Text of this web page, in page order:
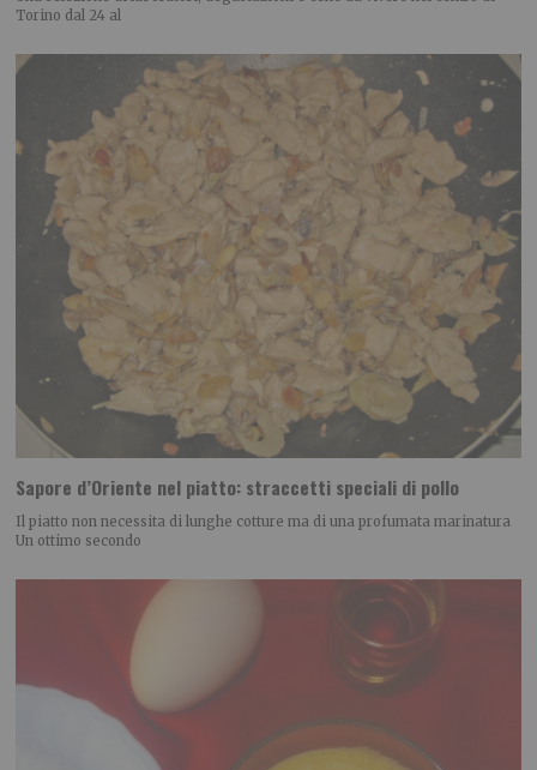
Torino dal 24 al
Sapore d’Oriente nel piatto: straccetti speciali di pollo
Il piatto non necessita di lunghe cotture ma di una profumata marinatura
Un ottimo secondo